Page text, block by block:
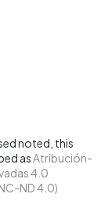
noted, this
asAtribución-
4.0
ND 4.0)